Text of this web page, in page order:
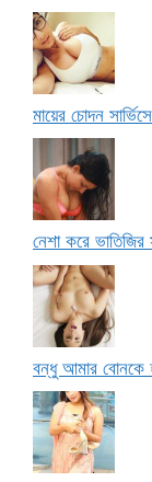
মায়ের চোদন
নেশা করে ভাতিজির
বন্ধু আমার বোনকে